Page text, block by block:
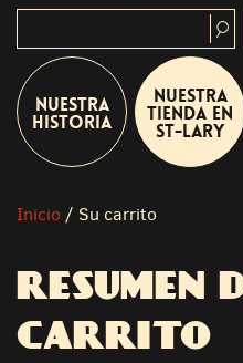
Nuestra
historia
Nuestra
tienda en
St-Lary
Inicio / Su carrito
RESUMEN
CARRITO